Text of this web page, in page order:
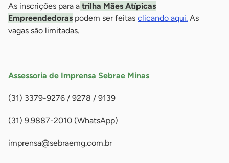
As inscrições para a trilha Mães Atípicas
Empreendedoras podem ser feitas clicando aqui. As
vagas são limitadas.
Assessoria de Imprensa Sebrae Minas
(31) 3379-9276 / 9278 / 9139
(31) 9.9887-2010 (WhatsApp)
imprensa@sebraemg.com.br